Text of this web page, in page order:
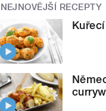
NEJNOVĚJŠÍ RECEPTY